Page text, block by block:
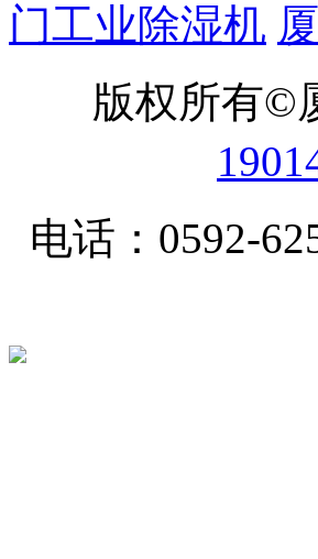
门工业除湿机
版权所有©
电话：0592-